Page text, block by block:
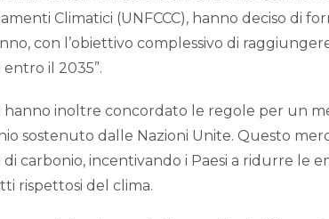
Climatici (UNFCCC), hanno deciso di
con l’obiettivo complessivo di
il 2035”.
hanno inoltre concordato le regole per un
sostenuto dalle Nazioni Unite. Questo
carbonio, incentivando i Paesi a ridurre le
rispettosi del clima.